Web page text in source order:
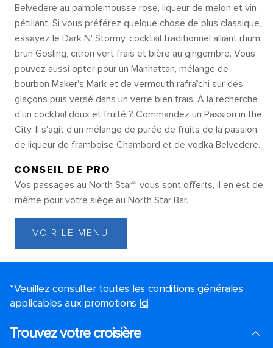
Belvedere au pamplemousse rose, liqueur de melon et vin
pétillant. Si vous préférez quelque chose de plus classique,
essayez le Dark N' Stormy, cocktail traditionnel alliant rhum
brun Gosling, citron vert frais et bière au gingembre. Vous
pouvez aussi opter pour un Manhattan, mélange de
bourbon Maker's Mark et de vermouth rafraîchi sur des
glaçons puis versé dans un verre bien frais. À la recherche
d'un cocktail doux et fruité ? Commandez un Passion in the
City. Il s'agit d'un mélange de purée de fruits de la passion,
de liqueur de framboise Chambord et de vodka Belvedere.
CONSEIL DE PRO
Vos passages au North Star℠ vous sont offerts, il en est de
même pour votre siège au North Star Bar.
VOIR LE MENU
*Veuillez consulter toutes les conditions générales
applicables aux promotions ici.
Trouvez votre croisière